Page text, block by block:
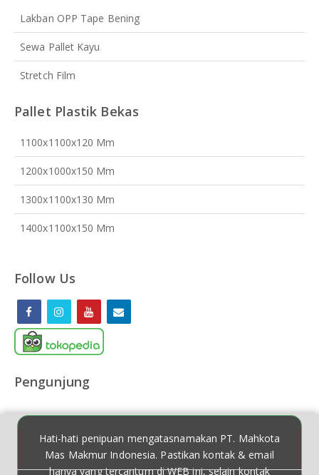
Lakban OPP Tape Bening
Sewa Pallet Kayu
Stretch Film
Pallet Plastik Bekas
1100x1100x120 Mm
1200x1000x150 Mm
1300x1100x130 Mm
1400x1100x150 Mm
Hati-hati penipuan mengatasnamakan PT. Mahkota
Mas Makmur Indonesia. Pastikan kontak & email
hanya yang tercantum di WEB ini, selain kontak
Follow Us
Pengunjung